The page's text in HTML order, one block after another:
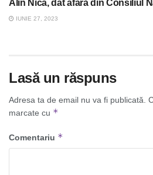
Alin Nica, dat afară din Consiliul
IUNIE 27, 2023
Lasă un răspuns
Adresa ta de email nu va fi publicată.
marcate cu *
Comentariu *